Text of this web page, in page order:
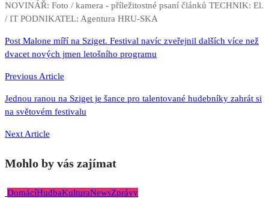
NOVINÁŘ: Foto / kamera - příležitostné psaní článků TECHNIK: El.
/ IT PODNIKATEL: Agentura HRU-SKA
Navigace
pro
příspěvek
Post Malone míří na Sziget. Festival navíc zveřejnil dalších více než
dvacet nových jmen letošního programu
Previous Article
Jednou ranou na Sziget je šance pro talentované hudebníky zahrát si
na světovém festivalu
Next Article
Mohlo by vás zajímat
DomácíHudbaKulturaNewsZprávy